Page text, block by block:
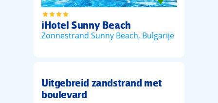
iHotel Sunny Beach
Zonnestrand Sunny Beach, Bulgarije
Uitgebreid zandstrand met
boulevard